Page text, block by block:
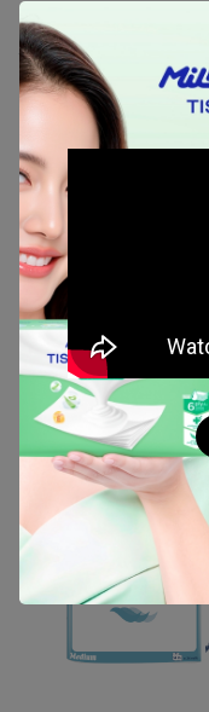
สินค้าที่เกี่ยว
RiverPRO ริเวอร์โปร์ ก
ชำระสเปเชียล